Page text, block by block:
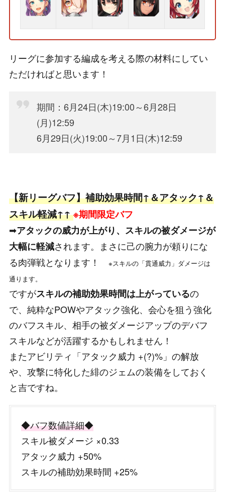
リーグに参加する編成を考える際の材料にしてい
ただければと思います！
期間：6月24日(木)19:00～6月28日
(月)12:59
6月29日(火)19:00～7月1日(木)12:59
【新リーグバフ】補助効果時間↑＆アタック↑＆
スキル軽減↑↑※期間限定バフ
➡アタックの威力が上がり、スキルの被ダメージが
大幅に軽減されます。まさに己の腕力が頼りにな
る肉弾戦となります！
※スキルの「貫通威力」ダメージは
通ります。
ですがスキルの補助効果時間は上がっているの
で、純粋なPOWやアタック強化、会心を狙う強化
のバフスキル、相手の被ダメージアップのデバフ
スキルなどが活躍するかもしれません！
またアビリティ「アタック威力 +(?)%」の解放
や、攻撃に特化した緋のジェムの装備をしておく
と吉ですね。
◆バフ数値詳細◆
スキル被ダメージ ×0.33
アタック威力 +50%
スキルの補助効果時間 +25%